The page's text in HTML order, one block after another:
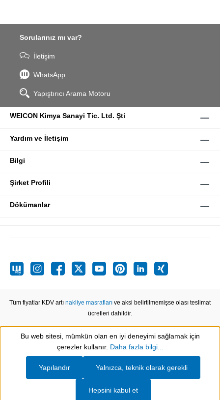
Sorularınız mı var?
İletişim
WhatsApp
Yapıştırıcı Arama Motoru
WEICON Kimya Sanayi Tic. Ltd. Şti
Yardım ve İletişim
Bilgi
Şirket Profili
Dökümanlar
Tüm fiyatlar KDV artı nakliye masrafları ve aksi belirtilmemişse olası teslimat
ücretleri dahildir.
Show toolbar
Bu web sitesi, mümkün olan en iyi deneyimi sağlamak için
çerezler kullanır. Daha fazla bilgi...
Yalnızca, teknik olarak gerekli
Yapılandır
Hepsini kabul et